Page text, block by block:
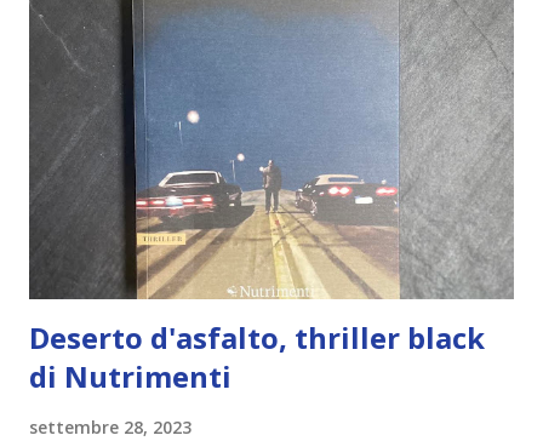
Deserto d'asfalto, thriller black
di Nutrimenti
settembre 28, 2023